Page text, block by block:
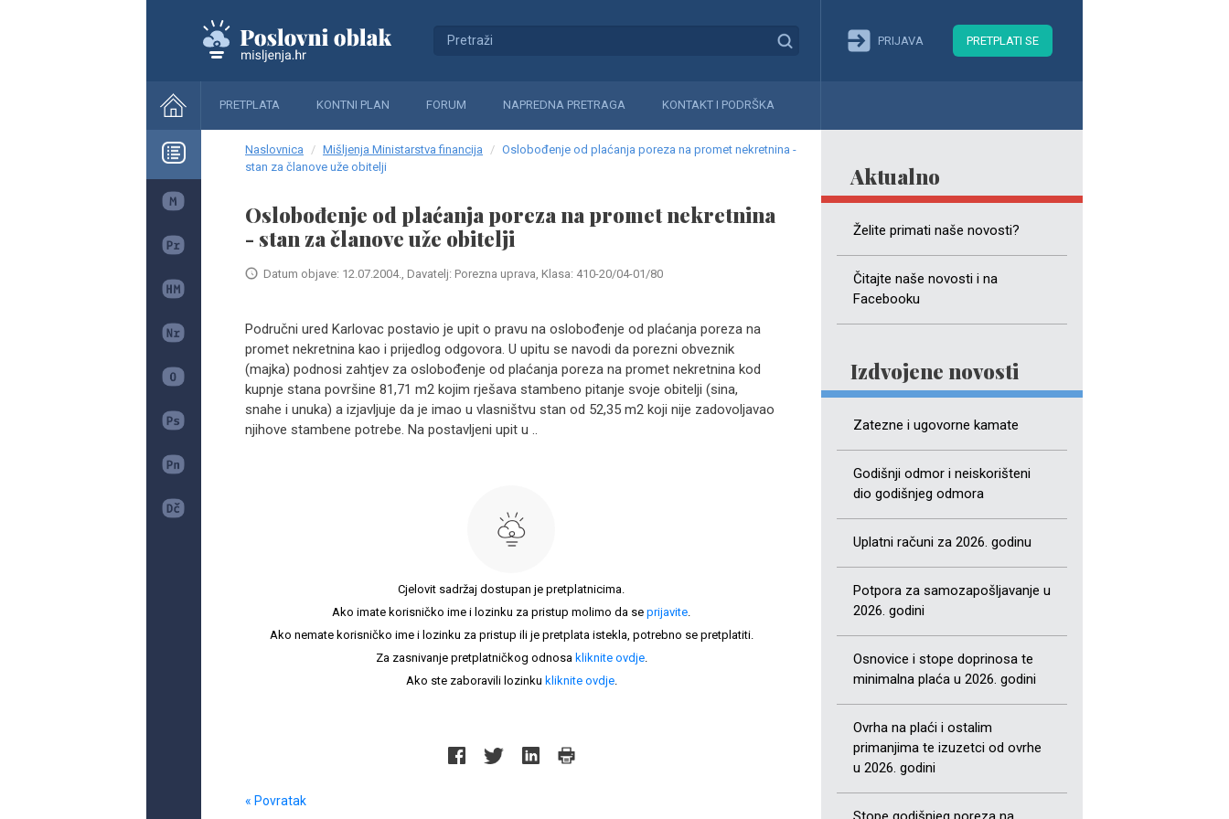
PRIJAVA PRETPLATI SE
PRETPLATA KONTNI PLAN FORUM NAPREDNA PRETRAGA KONTAKT I PODRŠKA
Aktualno
Želite primati naše novosti?
Čitajte naše novosti i na
Facebooku
Izdvojene novosti
Zatezne i ugovorne kamate
Godišnji odmor i neiskorišteni
dio godišnjeg odmora
Uplatni računi za 2026. godinu
Potpora za samozapošljavanje u
2026. godini
Osnovice i stope doprinosa te
minimalna plaća u 2026. godini
Ovrha na plaći i ostalim
primanjima te izuzetci od ovrhe
u 2026. godini
Naslovnica Mišljenja Ministarstva financija
Oslobođenje od plaćanja poreza na promet nekretnina -
stan za članove uže obitelji
Oslobođenje od plaćanja poreza na promet nekretnina
- stan za članove uže obitelji
Datum objave: 12.07.2004., Davatelj: Porezna uprava, Klasa: 410-20/04-01/80
Područni ured Karlovac postavio je upit o pravu na oslobođenje od plaćanja poreza na
promet nekretnina kao i prijedlog odgovora. U upitu se navodi da porezni obveznik
(majka) podnosi zahtjev za oslobođenje od plaćanja poreza na promet nekretnina kod
kupnje stana površine 81,71 m2 kojim rješava stambeno pitanje svoje obitelji (sina,
snahe i unuka) a izjavljuje da je imao u vlasništvu stan od 52,35 m2 koji nije zadovoljavao
njihove stambene potrebe. Na postavljeni upit u ..
Cjelovit sadržaj dostupan je pretplatnicima.
Ako imate korisničko ime i lozinku za pristup molimo da se prijavite.
Ako nemate korisničko ime i lozinku za pristup ili je pretplata istekla, potrebno se pretplatiti.
Za zasnivanje pretplatničkog odnosa kliknite ovdje.
Ako ste zaboravili lozinku kliknite ovdje.
« Povratak